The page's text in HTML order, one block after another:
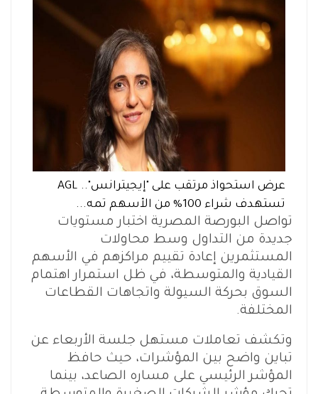
عرض استحواذ مرتقب على "إيجيترانس".. AGL
تستهدف شراء 100% من الأسهم تمه...
تواصل البورصة المصرية اختبار مستويات
جديدة من التداول وسط محاولات
المستثمرين إعادة تقييم مراكزهم في الأسهم
القيادية والمتوسطة، في ظل استمرار اهتمام
السوق بحركة السيولة واتجاهات القطاعات
المختلفة.
وتكشف تعاملات مستهل جلسة الأربعاء عن
تباين واضح بين المؤشرات، حيث حافظ
المؤشر الرئيسي على مساره الصاعد، بينما